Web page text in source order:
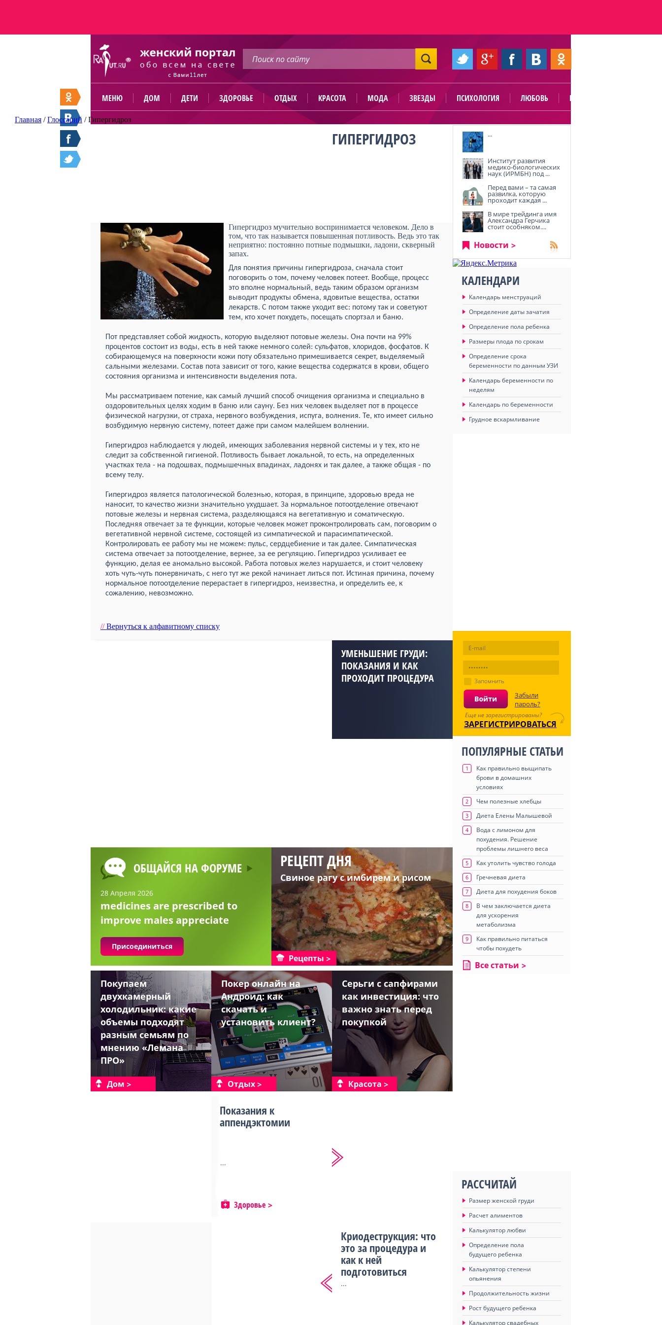
МЕНЮ ДОМ ДЕТИ ЗДОРОВЬЕ ОТДЫХ КРАСОТА МОДА ЗВЕЗДЫ ПСИХОЛОГИЯ ЛЮБОВЬ ПОЛЕЗНО
Главная /Глоссарий /Гипергидроз
ГИПЕРГИДРОЗ
Гипергидроз мучительно воспринимается человеком. Дело в
том, что так называется повышенная потливость. Ведь это так
неприятно: постоянно потные подмышки, ладони, скверный
запах.
Для понятия причины гипергидроза, сначала стоит
поговорить о том, почему человек потеет. Вообще, процесс
это вполне нормальный, ведь таким образом организм
выводит продукты обмена, ядовитые вещества, остатки
лекарств. С потом также уходит вес: потому так и советуют
тем, кто хочет похудеть, посещать спортзал и баню.
Пот представляет собой жидкость, которую выделяют потовые железы. Она почти на 99%
процентов состоит из воды, есть в ней также немного солей: сульфатов, хлоридов, фосфатов. К
собирающемуся на поверхности кожи поту обязательно примешивается секрет, выделяемый
сальными железами. Состав пота зависит от того, какие вещества содержатся в крови, общего
состояния организма и интенсивности выделения пота.
Мы рассматриваем потение, как самый лучший способ очищения организма и специально в
оздоровительных целях ходим в баню или сауну. Без них человек выделяет пот в процессе
физической нагрузки, от страха, нервного возбуждения, испуга, волнения. Те, кто имеет сильно
возбудимую нервную систему, потеет даже при самом малейшем волнении.
Гипергидроз наблюдается у людей, имеющих заболевания нервной системы и у тех, кто не
следит за собственной гигиеной. Потливость бывает локальной, то есть, на определенных
участках тела - на подошвах, подмышечных впадинах, ладонях и так далее, а также общая - по
всему телу.
Гипергидроз является патологической болезнью, которая, в принципе, здоровью вреда не
наносит, то качество жизни значительно ухудшает. За нормальное потоотделение отвечают
потовые железы и нервная система, разделяющаяся на вегетативную и соматическую.
Последняя отвечает за те функции, которые человек может проконтролировать сам, поговорим о
вегетативной нервной системе, состоящей из симпатической и парасимпатической.
Контролировать ее работу мы не можем: пульс, сердцебиение и так далее. Симпатическая
система отвечает за потоотделение, вернее, за ее регуляцию. Гипергидроз усиливает ее
функцию, делая ее аномально высокой. Работа потовых желез нарушается, и стоит человеку
хоть чуть-чуть понервничать, с него тут же рекой начинает литься пот. Истиная причина, почему
нормальное потоотделение перерастает в гипергидроз, неизвестна, и определить ее, к
сожалению, невозможно.
//Вернуться к алфавитному списку
УМЕНЬШЕНИЕ ГРУДИ:
ПОКАЗАНИЯ И КАК
ПРОХОДИТ ПРОЦЕДУРА
ОБЩАЙСЯ НА ФОРУМЕ
28 Апреля 2026
medicines are prescribed to
improve males appreciate
Присоединиться
РЕЦЕПТ ДНЯ
Свиное рагу с имбирем и рисом
Рецепты
Покупаем
двухкамерный
холодильник: какие
объемы подходят
разным семьям по
мнению «Лемана
ПРО»
Дом
Покер онлайн на
Андроид: как
скачать и
установить клиент?
Отдых
Серьги с сапфирами
как инвестиция: что
важно знать перед
покупкой
Красота
Показания к
аппендэктомии
...
Здоровье
Криодеструкция: что
это за процедура и
как к ней
подготовиться
...
...
Институт развития
медико-биологических
наук (ИРМБН) под ...
Перед вами – та самая
развилка, которую
проходит каждая ...
В мире трейдинга имя
Александра Герчика
стоит особняком....
Новости
КАЛЕНДАРИ
Календарь менструаций
Определение даты зачатия
Определение пола ребенка
Размеры плода по срокам
Определение срока
беременности по данным УЗИ
Календарь беременности по
неделям
Календарь по беременности
Грудное вскармливание
Запомнить
Забыли
пароль?
Еще не зарегистрированы?
ЗАРЕГИСТРИРОВАТЬСЯ
ПОПУЛЯРНЫЕ СТАТЬИ
1
Как правильно выщипать
брови в домашних
условиях
2 Чем полезные хлебцы
3 Диета Елены Малышевой
4
Вода с лимоном для
похудения. Решение
проблемы лишнего веса
5 Как утолить чувство голода
6 Гречневая диета
7 Диета для похудения боков
8
В чем заключается диета
для ускорения
метаболизма
9
Как правильно питаться
чтобы похудеть
Все статьи
РАССЧИТАЙ
Размер женской груди
Расчет алиментов
Калькулятор любви
Определение пола
будущего ребенка
Калькулятор степени
опьянения
Продолжительность жизни
Рост будущего ребенка
Калькулятор свадебных